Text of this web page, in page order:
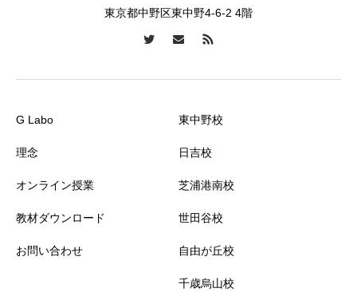
東京都中野区東中野4-6-2 4階
G Labo
理念
オンライン授業
教材ダウンロード
お問い合わせ
東中野校
日吉校
芝浦港南校
世田谷校
自由が丘校
千歳烏山校